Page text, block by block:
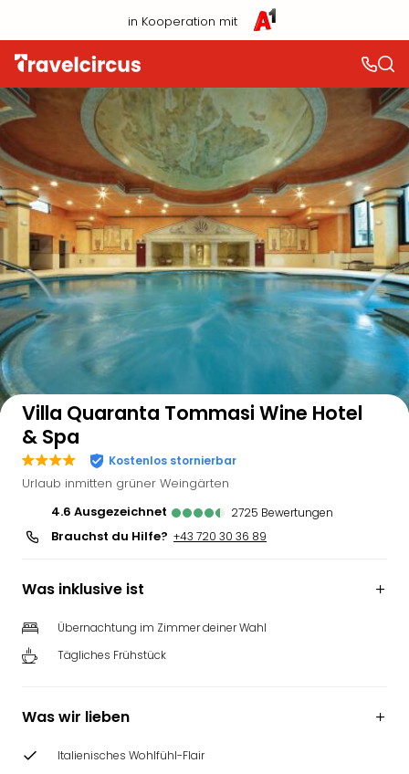
in Kooperation mit
Auf der Karte anzeigen
Villa Quaranta Tommasi Wine Hotel
& Spa
Kostenlos stornierbar
Urlaub inmitten grüner Weingärten
4.6
ausgezeichnet 2725 Bewertungen
Brauchst du Hilfe? +43 720 30 36 89
Was inklusive ist
Übernachtung im Zimmer deiner Wahl
Tägliches Frühstück
Was wir lieben
Italienisches Wohlfühl-Flair